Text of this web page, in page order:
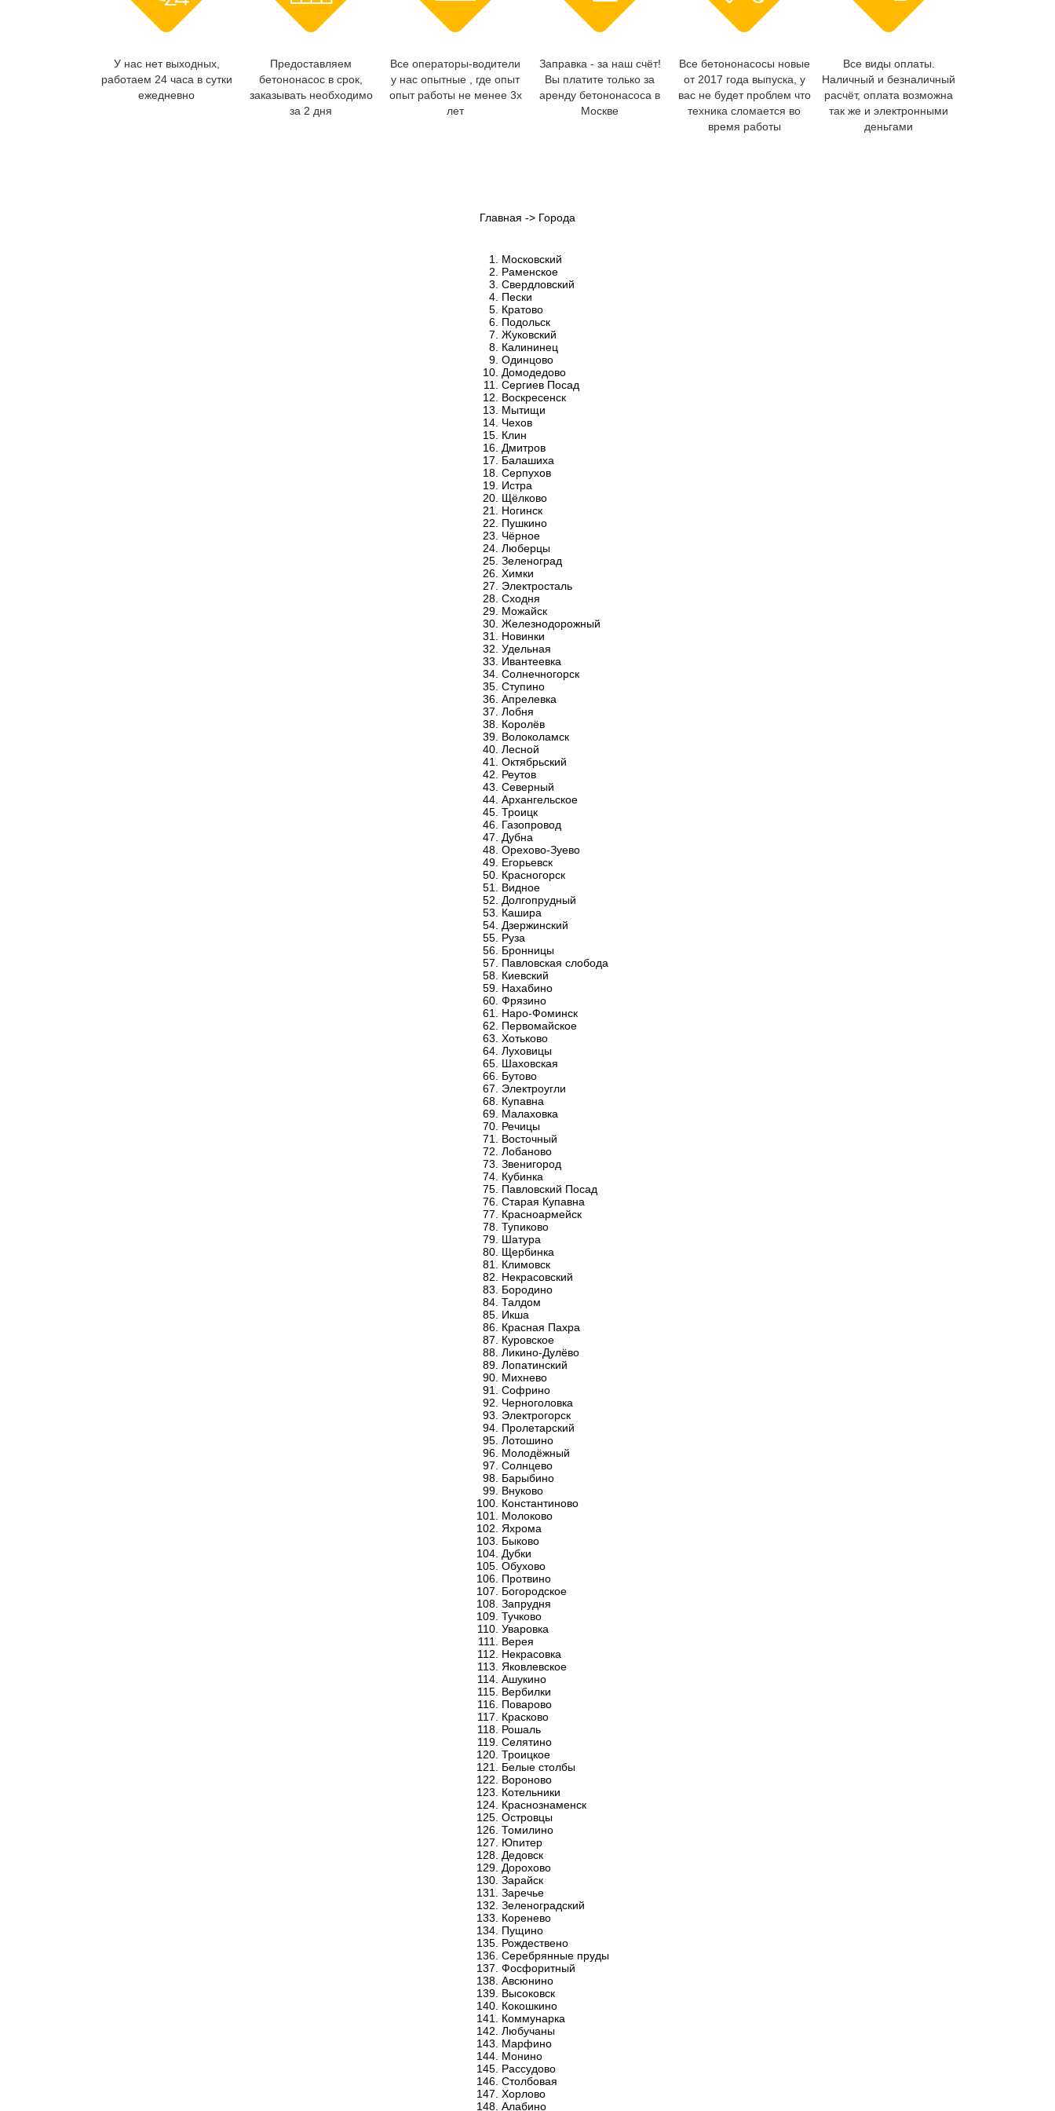
У нас нет выходных,
работаем 24 часа в сутки
ежедневно
Предоставляем
бетононасос в срок,
заказывать необходимо
за 2 дня
Все операторы-водители
у нас опытные , где опыт
опыт работы не менее 3х
лет
Заправка - за наш счёт!
Вы платите только за
аренду бетононасоса в
Москве
Все бетононасосы новые
от 2017 года выпуска, у
вас не будет проблем что
техника сломается во
время работы
Все виды оплаты.
Наличный и безналичный
расчёт, оплата возможна
так же и электронными
деньгами
Главная -> Города
Московский
Раменское
Свердловский
Пески
Кратово
Подольск
Жуковский
Калининец
Одинцово
Домодедово
Сергиев Посад
Воскресенск
Мытищи
Чехов
Клин
Дмитров
Балашиха
Серпухов
Истра
Щёлково
Ногинск
Пушкино
Чёрное
Люберцы
Зеленоград
Химки
Электросталь
Сходня
Можайск
Железнодорожный
Новинки
Удельная
Ивантеевка
Солнечногорск
Ступино
Апрелевка
Лобня
Королёв
Волоколамск
Лесной
Октябрьский
Реутов
Северный
Архангельское
Троицк
Газопровод
Дубна
Орехово-Зуево
Егорьевск
Красногорск
Видное
Долгопрудный
Кашира
Дзержинский
Руза
Бронницы
Павловская слобода
Киевский
Нахабино
Фрязино
Наро-Фоминск
Первомайское
Хотьково
Луховицы
Шаховская
Бутово
Электроугли
Купавна
Малаховка
Речицы
Восточный
Лобаново
Звенигород
Кубинка
Павловский Посад
Старая Купавна
Красноармейск
Тупиково
Шатура
Щербинка
Климовск
Некрасовский
Бородино
Талдом
Икша
Красная Пахра
Куровское
Ликино-Дулёво
Лопатинский
Михнево
Софрино
Черноголовка
Электрогорск
Пролетарский
Лотошино
Молодёжный
Солнцево
Барыбино
Внуково
Константиново
Молоково
Яхрома
Быково
Дубки
Обухово
Протвино
Богородское
Запрудня
Тучково
Уваровка
Верея
Некрасовка
Яковлевское
Ашукино
Вербилки
Поварово
Красково
Рошаль
Селятино
Троицкое
Белые столбы
Вороново
Котельники
Краснознаменск
Островцы
Томилино
Юпитер
Дедовск
Дорохово
Зарайск
Заречье
Зеленоградский
Коренево
Пущино
Рождествено
Серебрянные пруды
Фосфоритный
Авсюнино
Высоковск
Кокошкино
Коммунарка
Любучаны
Марфино
Монино
Рассудово
Столбовая
Хорлово
Алабино